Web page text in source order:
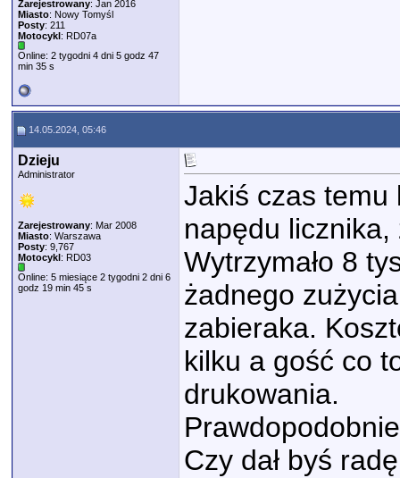
Zarejestrowany: Jan 2016
Miasto: Nowy Tomyśl
Posty: 211
Motocykl: RD07a
Online: 2 tygodni 4 dni 5 godz 47
min 35 s
14.05.2024, 05:46
Dzieju
Administrator
Zarejestrowany: Mar 2008
Miasto: Warszawa
Posty: 9,767
Motocykl: RD03
Online: 5 miesiące 2 tygodni 2 dni 6
godz 19 min 45 s
Jakiś czas temu
napędu licznika,
Wytrzymało 8
żadnego
zabieraka.
kilku a gość co
drukowania.
Czy dał byś